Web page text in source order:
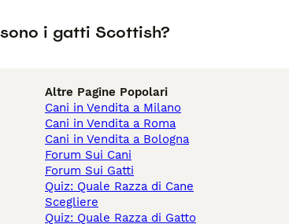
i gatti Scottish?
Altre Pagine Popolari
Cani in Vendita a Milano
Cani in Vendita a Roma
Cani in Vendita a Bologna
Forum Sui Cani
Forum Sui Gatti
Quiz: Quale Razza di Cane
Scegliere
Quiz: Quale Razza di Gatto